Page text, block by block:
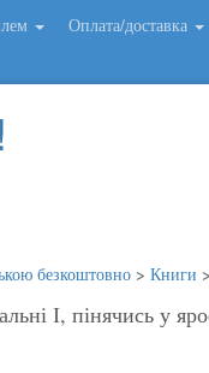
Оплата/доставка
безкоштовно > Книги >
І, пінячись у